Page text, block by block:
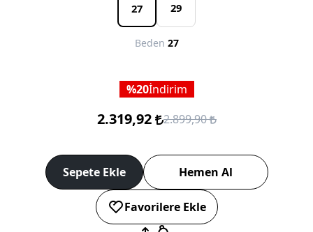
27 29
Beden 27
20İndirim
2.319,92 2.899,90
Sepete Ekle Hemen Al
Favorilere Ekle